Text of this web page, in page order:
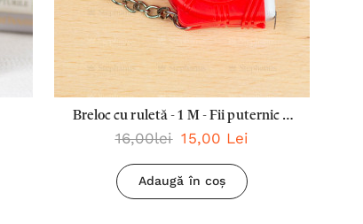
Breloc cu ruletă - 1 M - Fii puternic și
curajos (Rosu)
16,00lei 15,00 Lei
Adaugă în coș